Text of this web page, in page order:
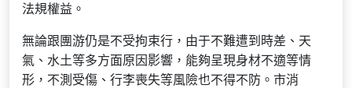
法規權益。
無論跟團游仍是不受拘束行，由于不難遭到時差、天
氣、水土等多方面原因影響，能夠呈現身材不適等情
形，不測受傷、行李喪失等風險也不得不防。市消